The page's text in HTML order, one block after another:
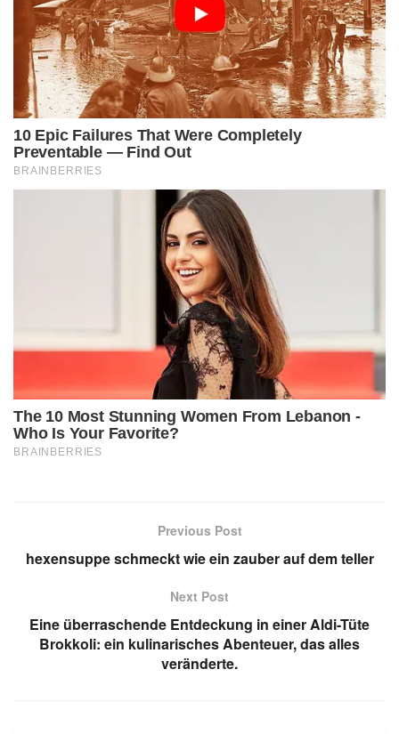
Previous Post
hexensuppe schmeckt wie ein zauber auf dem teller
Next Post
Eine überraschende Entdeckung in einer Aldi-Tüte
Brokkoli: ein kulinarisches Abenteuer, das alles
veränderte.